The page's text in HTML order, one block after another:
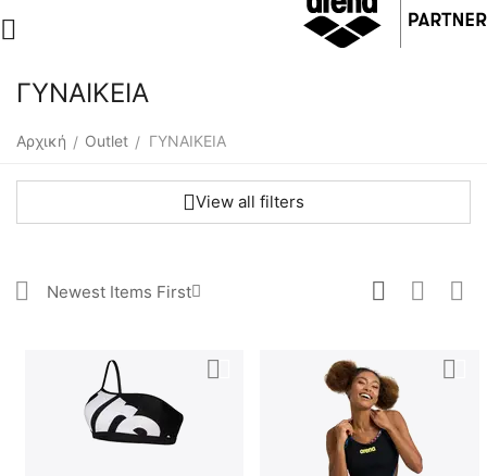
ΓΥΝΑΙΚΕΙΑ
Αρχική / Outlet / ΓΥΝΑΙΚΕΙΑ
View all filters
Newest Items First